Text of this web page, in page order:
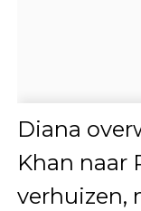
Diana
Khan naar
verhuizen,